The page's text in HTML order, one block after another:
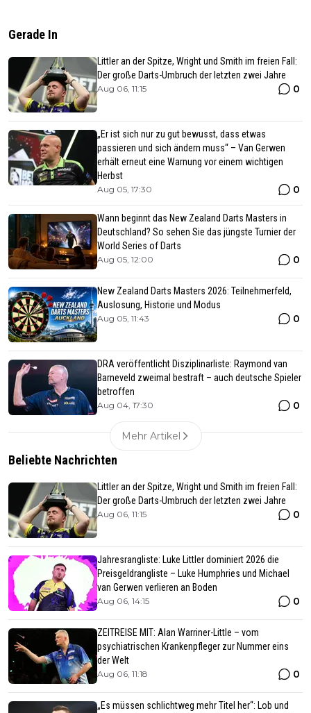
Gerade In
Littler an der Spitze, Wright und Smith im freien Fall:
Der große Darts-Umbruch der letzten zwei Jahre
Aug 06, 11:15 0
„Er ist sich nur zu gut bewusst, dass etwas
passieren und sich ändern muss“ – Van Gerwen
erhält erneut eine Warnung vor einem wichtigen
Herbst
Aug 05, 17:30 0
Wann beginnt das New Zealand Darts Masters in
Deutschland? So sehen Sie das jüngste Turnier der
World Series of Darts
Aug 05, 12:00 0
New Zealand Darts Masters 2026: Teilnehmerfeld,
Auslosung, Historie und Modus
Aug 05, 11:43 0
DRA veröffentlicht Disziplinarliste: Raymond van
Barneveld zweimal bestraft – auch deutsche Spieler
betroffen
Aug 04, 17:30 0
Mehr Artikel
Beliebte Nachrichten
Littler an der Spitze, Wright und Smith im freien Fall:
Der große Darts-Umbruch der letzten zwei Jahre
Aug 06, 11:15 0
Jahresrangliste: Luke Littler dominiert 2026 die
Preisgeldrangliste – Luke Humphries und Michael
van Gerwen verlieren an Boden
Aug 06, 14:15 0
ZEITREISE MIT: Alan Warriner-Little – vom
psychiatrischen Krankenpfleger zur Nummer eins
der Welt
Aug 06, 11:18 0
„Es müssen schlichtweg mehr Titel her“: Lob und